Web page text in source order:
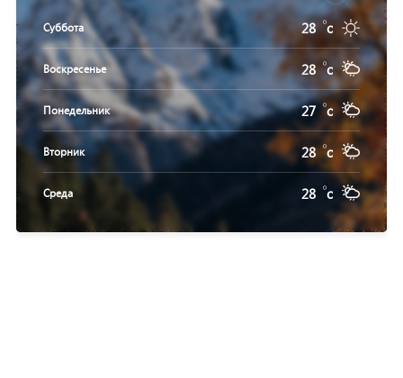
Суббота 28 c
Воскресенье 28 c
Понедельник 27 c
Вторник 28 c
Среда 28 c